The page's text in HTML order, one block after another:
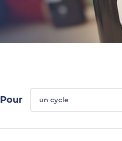
Pour un cycle